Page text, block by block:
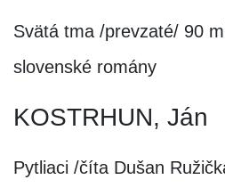
Svätá tma /prevzaté/ 90
slovenské romány
KOSTRHUN, Ján
Pytliaci /číta Dušan